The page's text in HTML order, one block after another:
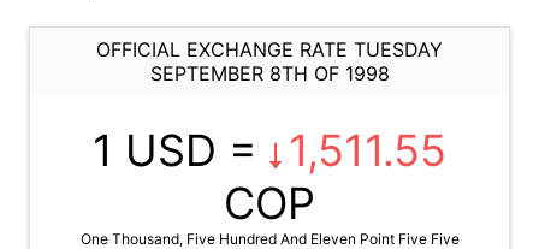
OFFICIAL EXCHANGE RATE TUESDAY
SEPTEMBER 8TH OF 1998
1 USD =
1,511.55
COP
One Thousand, Five Hundred And Eleven Point Five Five